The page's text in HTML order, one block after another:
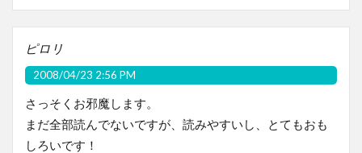
ピロリ
2008/04/23 2:56 PM
さっそくお邪魔します。
まだ全部読んでないですが、読みやすいし、とてもおも
しろいです！